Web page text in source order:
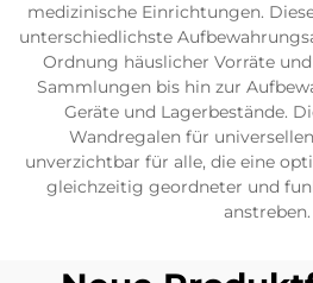
medizinische Einrichtungen.
unterschiedlichste
Ordnung häuslicher Vorräte
Sammlungen bis hin zur
Geräte und Lagerbestände.
Wandregalen für
unverzichtbar für alle, die eine
gleichzeitig geordneter und
anstreben.